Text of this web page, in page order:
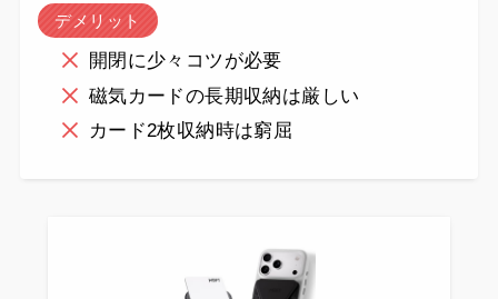
デメリット
開閉に少々コツが必要
磁気カードの長期収納は厳しい
カード2枚収納時は窮屈